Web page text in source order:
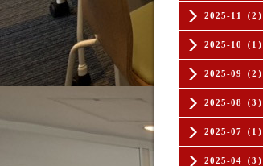
2025-11（2）
2025-10（1）
2025-09（2）
2025-08（3）
2025-07（1）
2025-04（3）